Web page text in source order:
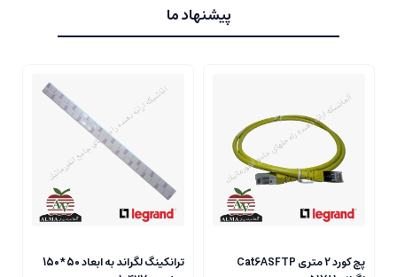
پیشنهاد ما
پچ کورد 2 متری Cat6ASFTP
ترانکینگ لگراند به ابعاد 50*150